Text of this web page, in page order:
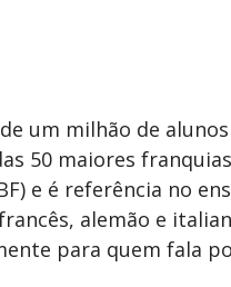
um milhão de
50 maiores
e é referência no
alemão e
para quem fala